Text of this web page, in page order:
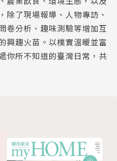
，還有家
人情與田園交融的驛站
除了現場報導、人物專訪、
卷分析、趣味測驗等增加互
興趣火苗。以樸實溫暖並富
你所不知道的臺灣日常，共